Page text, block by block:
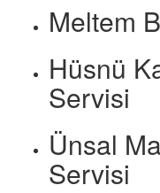
Meltem
Hüsnü
Servisi
Ünsal
Servisi